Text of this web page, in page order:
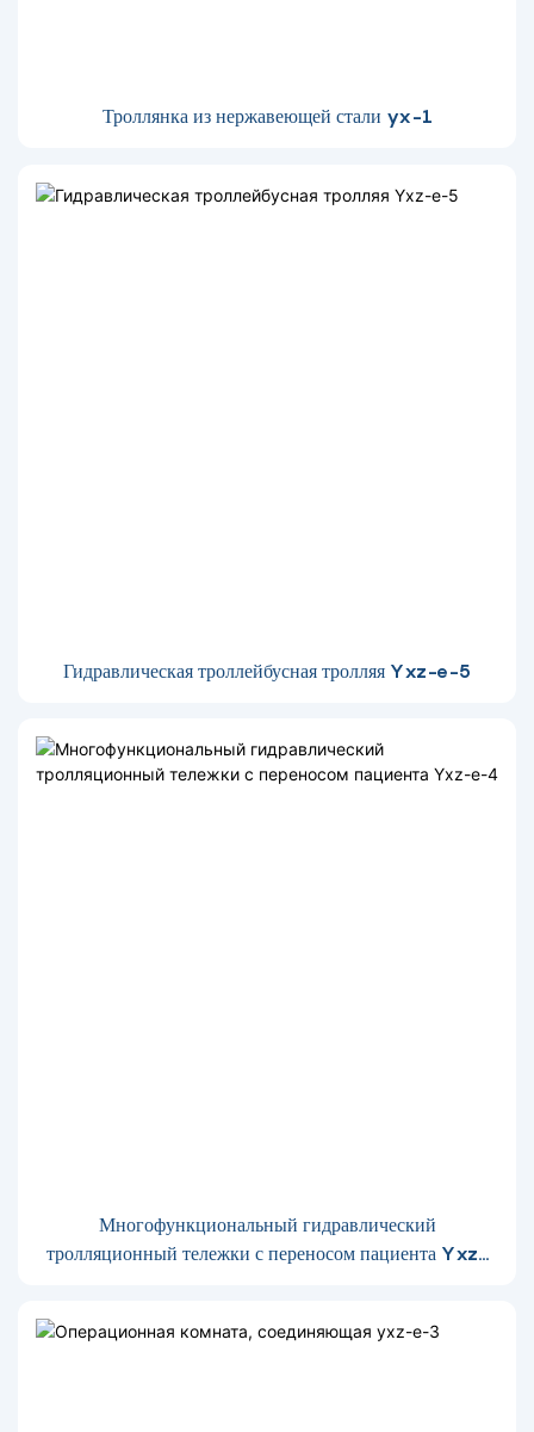
Троллянка из нержавеющей стали yx-1
Гидравлическая троллейбусная тролляя Yxz-e-5
Многофункциональный гидравлический
тролляционный тележки с переносом пациента Yxz-